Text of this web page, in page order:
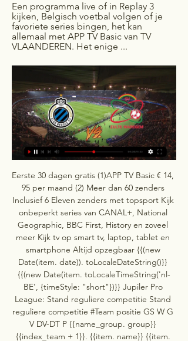
Een programma live of in Replay 3
kijken, Belgisch voetbal volgen of je
favoriete series bingen, het kan
allemaal met APP TV Basic van TV
VLAANDEREN. Het enige ...
Eerste 30 dagen gratis (1)APP TV Basic € 14, 95 per maand (2) Meer dan 60 zenders Inclusief 6 Eleven zenders met topsport Kijk onbeperkt series van CANAL+, National Geographic, BBC First, History en zoveel meer Kijk tv op smart tv, laptop, tablet en smartphone Altijd opzegbaar {{(new Date(item. date)). toLocaleDateString()}} {{(new Date(item. toLocaleTimeString('nl-BE', {timeStyle: "short"})}} Jupiler Pro League: Stand reguliere competitie Stand reguliere competitie #Team positie GS W G V DV-DT P {{name_group. group}} {{index_team + 1}}. {{item. name}} {{item. 

nat. 1Louis BostynIN04/10/1993KBELMartijn BeernaertIN03/10/2002BELSef Van DammeIN08/01/2003BELEnnio van der GouwIN01/01/2001KNED15Wout De BuyserIN29/06/2001VBELBent SørmoIN22/09/1996NOOAlessandro CiranniIN28/06/1996BEL4Timothy DerijckIN25/05/1987VBELBorja LopezIN02/02/1994SPALukas WillenIN25/04/2003BELRavy Tsouka DoziIN23/12/1994CON5Rubin SeigersIN11/01/1998VBEL55Yannick CappelleIN07/07/2003VBEL33Joel BaganIN03/09/2001VIERRobbe DecostereIN08/05/1998VBEL20Nicolas RommensIN17/12/1994MBELMoudou TambedouIN04/04/2003SENPape DiopIN04/09/2003SENKevor PalumetsIN21/11/2002EST12Christian BrülsIN30/09/1988MBELRuud VormerIN11/05/1988NEDJelle VossenIN22/03/1989BELZinho GanoIN13/10/1993BELStan BraemIN25/11/1998BEL59Dylan DemuynckIN06/05/2004ABELAlioune NdourIN21/10/1997SENAbdoulaye TraoréIN28/06/2003AIVO99Matheus MachadoIN13/03/2003ABRAVincent EuvrardIN12/03/1982Tr. 

LIVE CLUB BRUGGE-ZULTE WAREGEM (20u45). Wat 5 uur geleden — LIVE CLUB BRUGGE-ZULTE WAREGEM (20u45). Wat kunnen Vossen en Vormer tegen hun ex-club? Club Brugge leeft weer. Vijf keer op rij de nul én drie ...

(Live sport@@) Brugge SV Zulte Waregem kijken live 6 3 uur geleden — (Live sport@@) Brugge SV Zulte Waregem kijken live 6 december 2023 Zulte Waregem: alle info, nieuws en statistieken is een voetbalclub ...

(STREAMEN>>) Club Brugge Zulte-Waregem kijken live 6 3 uur geleden — (STREAMEN>>) Club Brugge Zulte-Waregem kijken live 6 december 2023 Bekijk elke wedstrijd van Zulte-Waregem live in de Jupiler Pro League.

Club Brugge Zulte-Waregem kijken 06.12.2023 Streamen 1 jul 2023 — Club Brugge Zulte-Waregem kijken 06.12.2023 Streamen 4 dagen geleden — 1 jul 2023 — Club Brugge neemt het op tegen Zulte Waregem.

[[LIVE TV#]@@] Standard Zulte-Waregem kijken live stream 2 d 4 dagen geleden — Live wedstrijden Croky Cup 2023/2024 stream Zulte-Waregem. De wedstrijd wordt gespeeld in Jan Breydelstadion in ...

Zulte Waregem heeft echter laten zien dat ze in staat zijn tot verrassende overwinningen, en de wedstrijden tussen beide clubs zijn vaak spannend. DUELS TUSSEN CLUB BRUGGE EN Zulte WaregemClub Brugge en Zulte Waregem stonden al 46 maal tegenover elkaar. De resultaten hiervan waren als volgt:27 x winst voor Club Brugge8 x gelijk spel11 x winst voor Zulte Waregem94 doelpunten gescoord door Club Brugge 60 doelpunten gescoord door Zulte WaregemSupportersclubs: Hier is wat informatie over de supportersclubs van beide teams:Club Brugge: Club Brugge heeft een van de grootste en meest gepassioneerde fanbases in België. 

Zulte Waregem: Zulte Waregem heeft ook loyale supporters. Hun belangrijkste supportersclub staat bekend als “De Groten. ” Ze bevinden zich in het Regenboogstadion in Waregem en ondersteunen hun team met enthousiasme. De fans van Zulte Waregem zijn trots op hun club en genieten van de competitie in de Jupiler Pro League. 

Zulte Waregem: alle info, nieuws en statistiekeneindeMAA03ZWA Challenger Pro League Ondanks snelle strafschop tegen Patro Eisden klimt Zulte Waregem opnieuw naar de leiding eindeZWA01KVO Zulte Waregem kan bekervorm niet bevestigen tegen Oostende na verschroeiende volley van... einde (pen. )CER2324ZWA Croky Cup Jelle Vossen redt Zulte Waregem, dat Cercle Brugge na penalty's uit beker wipt eindeLOM11ZWA Felle strijd tussen Lommel en Zulte Waregem om leidersplaats eindigt met billijk gelijkspel eindeZWA10LIÈ Zulte Waregem wipt over Beerschot en Lommel naar leidersplaats in Challenger Pro League eindeBEE21LOM Leider af: sterk Beerschot dient Lommel nieuwe nederlaag toe eindeBEV03ZWA SK Beveren is geen partij voor Zulte Waregem in de Challenger Pro League eindeZWA21DEI Jelle Vossen trapt Zulte Waregem met twee goals naar zege in derby tegen Deinze eindeGNK24ZWA Zulte Waregem schudt Jong Genk van zich af met derde uitzege eindeZWA25AND BEKIJK: Mistasten van Essevee-doelman luidt pijnlijke nederlaag met 7 goals in tegen beloften van Anderlecht Zulte Waregem schuift coach D'Hollander na amper 4 speeldagen al opzij voor Euvrard eindeZWA01NXT Zulte Waregem botst op de sterke beloften van Club Brugge eindeZWA11DEN BEKIJK: Verbluffend afstandsschot levert Dender na lang zwoegen punt op tegen Zulte Waregem eindeBEE12ZWA Jelle Vossen en Zinho Gano helpen Zulte Waregem aan de zege tegen Beerschot Jupiler Pro League Transfers JPL: Eupen haalt IJslandse spits Alfred Finnbogason terug naar België Zulte Waregem Play Zulte Waregem schakelt Cercle Brugge uit na strafschoppen 00:40 Club pakt laatste ticket voor POI ten nadele van Gent, Zulte Waregem degradeert 06:10 Diepe treurnis bij spelers en fans van Zulte Waregem na laatste fluitsignaal 07:55 Vormer gaat veel te gretig neer, VAR roept strafschop terug 03:28 Challenger Pro Leaguespeeldag 3Jong Genkeinde0-3Club NXTRFC Seraingeinde0-5Zulte WaregemPatro Eisden Maasmecheleneinde2-1SK BeverenLommel SKeinde1-0DeinzeDendereinde2-2Lierse K. 

7724181312SL16 FC1274309813Jong Genk4715181614KV Oostende671335715Francs Borains1073317916RFC Seraing76231812ploegptnmm+m-m=d+d-1Beerschot1876101452Zulte Waregem1976012153Deinze97340894Dender1273131075Patro Eisden Maasmechelen127313966FC Luik973409127Lommel SK872329118Club NXT97340999SK Beveren972238510RSCA Futures13641113711Lierse K. 117322151312SL16 FC3716061613Jong Genk117322151214KV Oostende972237815Francs Borains3716041316RFC Seraing6814379 Zulte Waregemwebsite:http://www. essevee. be/gesticht:01/01/1950stadion:Regenboogstadionadres: WaregemBelgiumtrainer:Mbaye Leye naamtr. geborenpos. 

Zulte Waregem - Livestreams Zulte Waregem - Livestreams Klik op uw wedstrijd naar keuze om de livestream te bekijken. Gratis livestream voetbal Zulte Waregem - Club Brugge Zulte Waregem ...

Club Brugge, opgericht in 1891, heeft een rijke geschiedenis van nationale en internationale successen en wordt beschouwd als een van de meest succesvolle clubs in België. Zulte Waregem, opgericht in 1950, heeft een kortere geschiedenis, maar heeft in de recente jaren naam gemaakt als een solide middenmoter in de Belgische competitie. De wedstrijden tussen deze twee teams zijn vaak competitief, hoewel Club Brugge meestal als de favoriet wordt beschouwd vanwege hun historische status en financiële middelen. 

FC Luikeinde2-0KV OostendeFrancs Borainseinde1-0RSCA FuturesSL16 FCeinde1-0Beerschot klassementploegptnmm+m-m=d+d-1Beerschot291493223112Zulte Waregem261484228173Deinze231475218164Dender231463523175Patro Eisden Maasmechelen221464417176FC Luik211477020227Lommel SK211465317158Club NXT201466222229SK Beveren2014545201510RSCA Futures1914554242311Lierse K. 1814563232612SL16 FC1514590152413Jong Genk1514473232814KV Oostende1514356121515Francs Borains1314491112216RFC Seraing13143741521ploegptnmm+m-m=d+d-1Beerschot117322962Zulte Waregem772417123Deinze1474121074Dender11732213105Patro Eisden Maasmechelen1073318116FC Luik12743011107Lommel SK137421848Club NXT11732213139SK Beveren117322121010RSCA Futures68143111611Lierse K. 

Hun belangrijkste supportersclub staat bekend als “Blue Army, ” en er zijn verschillende andere supportersgroepen, zoals “North Side” en “Bruges Stropkes. ” Ze bevinden zich in het Jan Breydelstadion in Brugge en creëren een intense sfeer tijdens thuiswedstrijden. De fans van Club Brugge, bekend als “Blauw-Zwart, ” hebben historische successen gevierd en staan bekend om hun passie. 

Club Brugge - SV Zulte Waregem live uitslagen, H2H en Club Brugge SV Zulte Waregem live uitslagen (en gratis live stream internet kijken), wedstrijdprogramma en resultaten start op 6 dec 2023 om 19:45 GMT ...

Bekijk LIVE de oefenwedstrijd tussen Club Brugge en Zulte 1 jul 2023 — Club Brugge neemt het op tegen Zulte Waregem. De wedstrijd wordt afgewerkt op The Nest en begint om 16u. Volg de wedstrijd hier LIVE via ...

Brugge SV Zulte Waregem kijken stream 06/12/2023 Sport-tv 3 uur geleden — Bekijk LIVE de oefenwedstrijd tussen Club Brugge en Zulte 1 jul 2023 — Club Brugge neemt het op tegen Zulte Waregem. De wedstrijd wordt ...

Club Brugge Zulte Waregem Statistieken 23 dec 2022 — Bekijk live zonder advertenties! Geverifieerde en Legale Livestream. *Om te kunnen kijken moet je geld op je account hebben staan ...

[[[TV>>>]]@] Union SG Cercle kijken live stream 3 december 2 Club Brugge Cercle kijken stream 12 Standard Zulte-Waregem kijken 02/12/2023 18 uur geleden — Cercle Brugge Zulte-Waregem kijken 31.10.2023 Live 4 dagen. >> ...

Kijk Zulte-Waregem live op al je schermenKijk Zulte-Waregem live Essevee-supporter? APP TV van TV VLAANDEREN, dat is live al de wedstrijden van Zulte Waregem volgen, waar en wanneer je dat wil. De Pro League wordt uitgezonden op ELEVEN Pro League 1, deze zender is inbegrepen bij jouw APP TV-abonnement. En het beste nieuws? Je kijkt via al jouw apparaten: je tv, smartphone, tablet en laptop. Herbekijk Zulte-Waregem wedstrijden Speelde Zulte Waregem, maar kon je de wedstrijd niet live volgen? Op ELEVEN Pro League zenden ze regelmatig de matchen van de Pro League opnieuw uit. Als Essevee-supporter kan je dus op je twee oren slapen! Dankzij APP TV van TV VLAANDEREN heb je enkel een internetverbinding nodig en kijk je via al je schermen: je televisie, smartphone, tablet en laptop. Alles van TV in één APP Een programma live of in Replay 3 kijken, Belgisch voetbal volgen of je favoriete series bingen, het kan allemaal met APP TV Basic van TV VLAANDEREN. Het enige dat je nodig hebt is de app en een internetverbinding. 

CLUB BRUGGE-Zulte-Waregem Op TV Kijken. Waar? (2023) CLUB BRUGGE-Zulte-Waregem Op TV Kijken. Waar? (2023). Clu